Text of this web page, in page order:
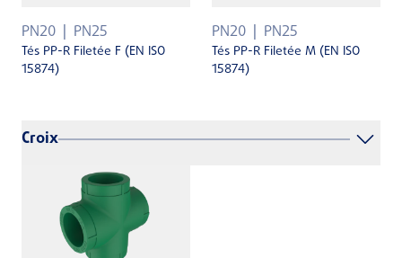
PN20 PN25
Tés PP-R Filetée F (EN ISO
15874)
PN20 PN25
Tés PP-R Filetée M (EN ISO
15874)
Croix